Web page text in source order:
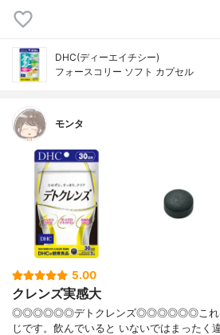
DHC(ディーエイチシー)
フォースコリー ソフト カプセル
モンタ
5.00
クレンズ実感大
◎◎◎◎◎◎デトクレンズ◎◎◎◎◎◎これは
じです。飲んでいると いないではまったく